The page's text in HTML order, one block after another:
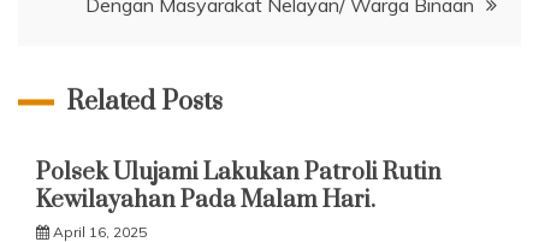
Dengan Masyarakat Nelayan/ Warga Binaan
Related Posts
Polsek Ulujami Lakukan Patroli Rutin
Kewilayahan Pada Malam Hari.
April 16, 2025